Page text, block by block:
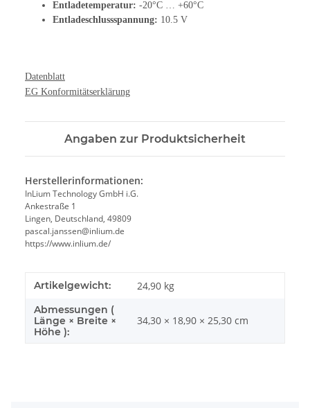
Entladetemperatur: -20°C … +60°C
Entladeschlussspannung: 10.5 V
Datenblatt
EG Konformitätserklärung
Angaben zur Produktsicherheit
Herstellerinformationen:
InLium Technology GmbH i.G.
Ankestraße 1
Lingen, Deutschland, 49809
pascal.janssen@inlium.de
https://www.inlium.de/
Artikelgewicht: 24,90 kg
Abmessungen (
Länge × Breite ×
Höhe ):
34,30 × 18,90 × 25,30 cm